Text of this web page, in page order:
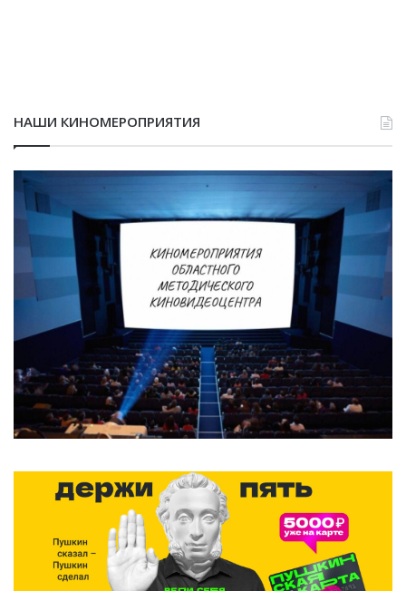
НАШИ КИНОМЕРОПРИЯТИЯ